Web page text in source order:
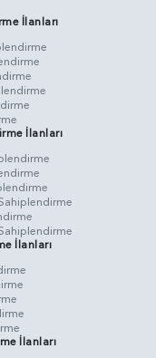
İlanları
İlanları
İlanları
İlanları